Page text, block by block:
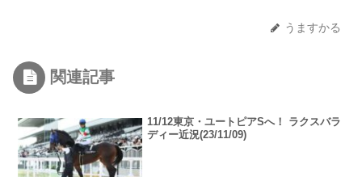
うますかる
関連記事
11/12東京・ユートピアSへ！ ラクスバラ
ディー近況(23/11/09)